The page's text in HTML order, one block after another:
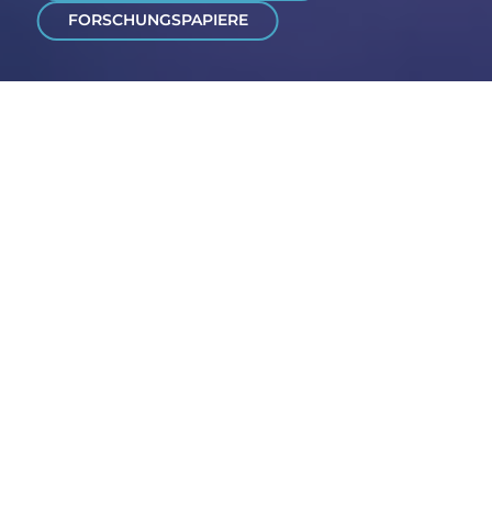
FORSCHUNGSPAPIERE